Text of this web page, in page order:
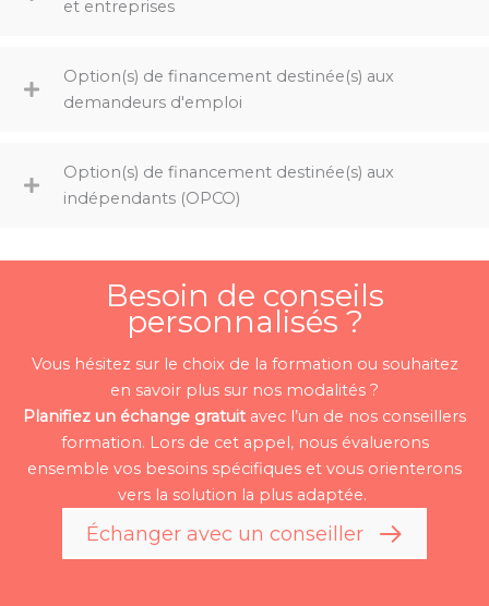
et entreprises
Option(s) de financement destinée(s) aux
demandeurs d'emploi
Option(s) de financement destinée(s) aux
indépendants (OPCO)
Besoin de conseils
personnalisés ?
Vous hésitez sur le choix de la formation ou souhaitez
en savoir plus sur nos modalités ?
Planifiez un échange gratuit avec l’un de nos conseillers
formation. Lors de cet appel, nous évaluerons
ensemble vos besoins spécifiques et vous orienterons
vers la solution la plus adaptée.
Échanger avec un conseiller